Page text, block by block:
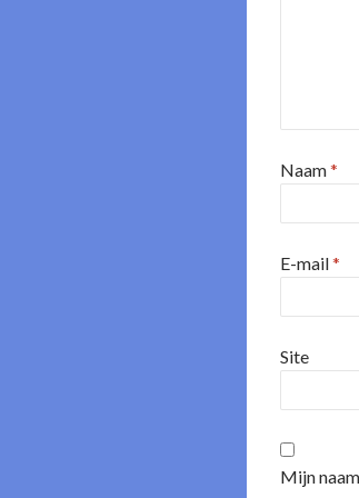
Naam*
E-mail*
Site
Mijn